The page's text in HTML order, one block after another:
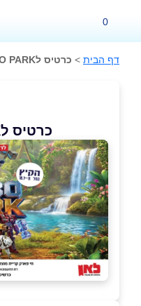
0
דף הבית > כרטיס לROBO PARK
כרטיס לROBO PARK